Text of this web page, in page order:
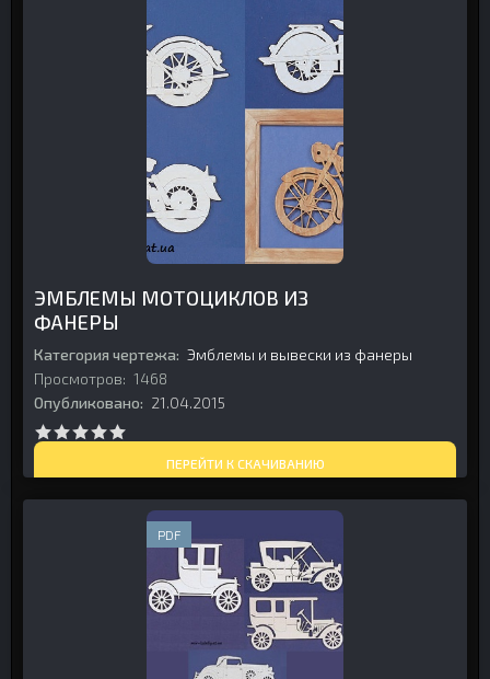
ЭМБЛЕМЫ МОТОЦИКЛОВ ИЗ
ФАНЕРЫ
Категория чертежа: Эмблемы и вывески из фанеры
Просмотров: 1468
Опубликовано: 21.04.2015
ПЕРЕЙТИ К СКАЧИВАНИЮ
PDF